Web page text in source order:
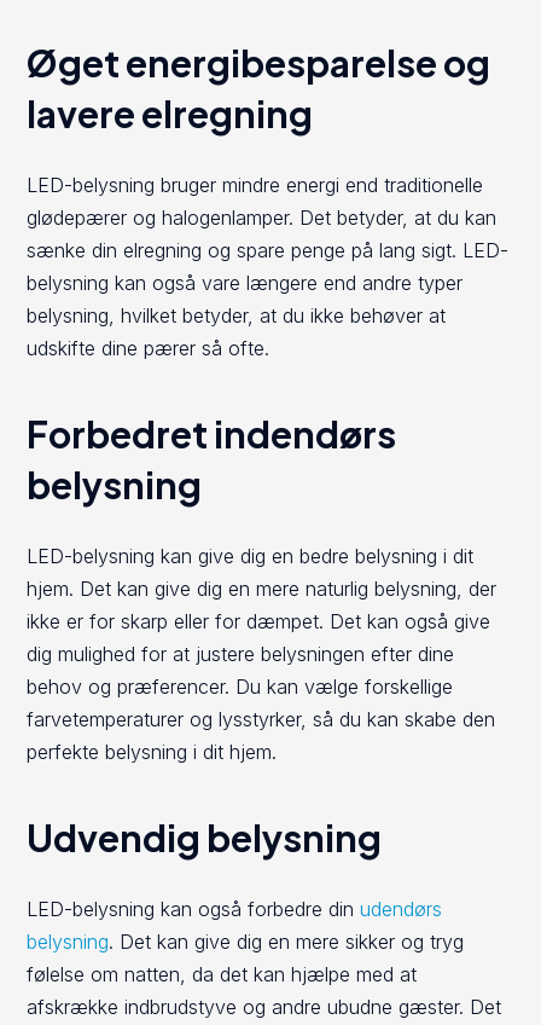
Øget energibesparelse og
lavere elregning
LED-belysning bruger mindre energi end traditionelle
glødepærer og halogenlamper. Det betyder, at du kan
sænke din elregning og spare penge på lang sigt. LED-
belysning kan også vare længere end andre typer
belysning, hvilket betyder, at du ikke behøver at
udskifte dine pærer så ofte.
Forbedret indendørs
belysning
LED-belysning kan give dig en bedre belysning i dit
hjem. Det kan give dig en mere naturlig belysning, der
ikke er for skarp eller for dæmpet. Det kan også give
dig mulighed for at justere belysningen efter dine
behov og præferencer. Du kan vælge forskellige
farvetemperaturer og lysstyrker, så du kan skabe den
perfekte belysning i dit hjem.
Udvendig belysning
LED-belysning kan også forbedre dinudendørs
belysning. Det kan give dig en mere sikker og tryg
følelse om natten, da det kan hjælpe med at
afskrække indbrudstyve og andre ubudne gæster. Det